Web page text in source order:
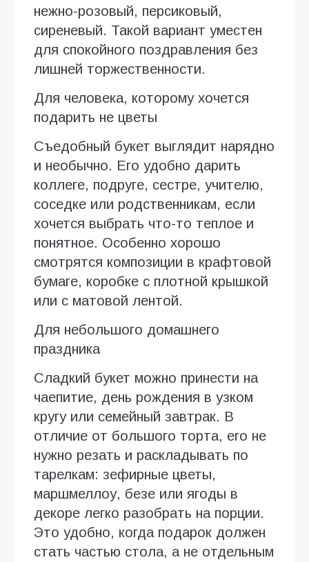
нежно-розовый, персиковый,
сиреневый. Такой вариант уместен
для спокойного поздравления без
лишней торжественности.
Для человека, которому хочется
подарить не цветы
Съедобный букет выглядит нарядно
и необычно. Его удобно дарить
коллеге, подруге, сестре, учителю,
соседке или родственникам, если
хочется выбрать что-то теплое и
понятное. Особенно хорошо
смотрятся композиции в крафтовой
бумаге, коробке с плотной крышкой
или с матовой лентой.
Для небольшого домашнего
праздника
Сладкий букет можно принести на
чаепитие, день рождения в узком
кругу или семейный завтрак. В
отличие от большого торта, его не
нужно резать и раскладывать по
тарелкам: зефирные цветы,
маршмеллоу, безе или ягоды в
декоре легко разобрать на порции.
Это удобно, когда подарок должен
стать частью стола, а не отдельным